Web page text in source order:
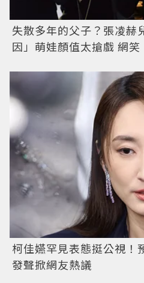
失散多年的父子？張凌赫
因」萌娃顏值太搶戲 網
柯佳嬿罕見表態挺公視
發聲掀網友熱議